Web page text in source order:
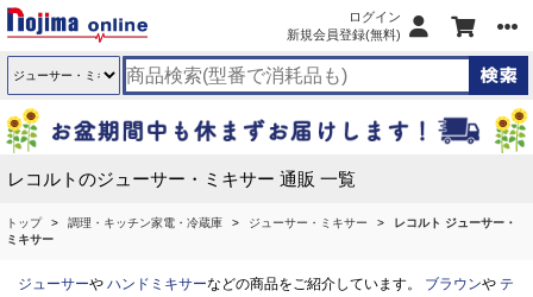
ログイン
新規会員登録(無料)
レコルトのジューサー・ミキサー 通販 一覧
トップ 調理・キッチン家電・冷蔵庫 ジューサー・ミキサー
レコルト ジューサー・
ミキサー
ジューサーや ハンドミキサーなどの商品をご紹介しています。 ブラウンや テ